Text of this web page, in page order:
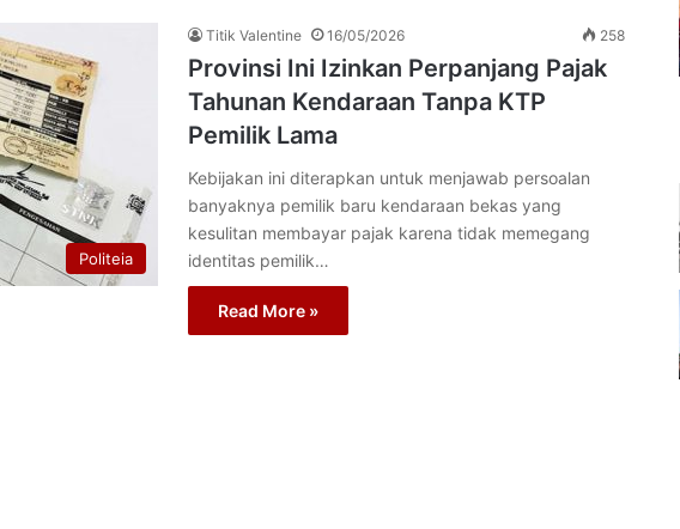
Politeia
Titik Valentine 16/05/2026 258
Provinsi Ini Izinkan Perpanjang Pajak
Tahunan Kendaraan Tanpa KTP
Pemilik Lama
Kebijakan ini diterapkan untuk menjawab persoalan
banyaknya pemilik baru kendaraan bekas yang
kesulitan membayar pajak karena tidak memegang
identitas pemilik…
Read More »